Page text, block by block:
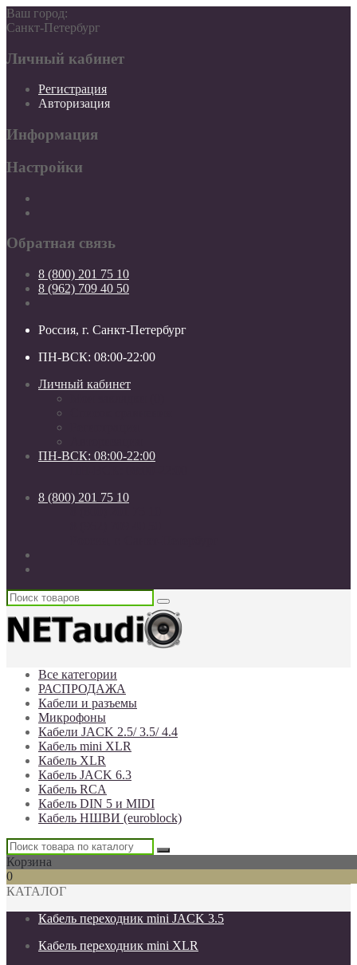
Ваш город:
Санкт-Петербург
Личный кабинет
Регистрация
Авторизация
Информация
Настройки
Обратная связь
8 (800) 201 75 10
8 (962) 709 40 50
Россия, г. Санкт-Петербург
ПН-ВСК: 08:00-22:00
Личный кабинет
ПН-ВСК: 08:00-22:00
8 (800) 201 75 10
Все категории
РАСПРОДАЖА
Кабели и разъемы
Микрофоны
Кабели JACK 2.5/ 3.5/ 4.4
Кабель mini XLR
Кабель XLR
Кабель JACK 6.3
Кабель RCA
Кабель DIN 5 и MIDI
Кабель НШВИ (euroblock)
Корзина
0
КАТАЛОГ
Кабель переходник mini JACK 3.5
Кабель переходник mini XLR